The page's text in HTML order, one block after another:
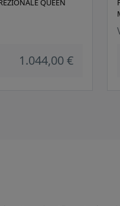
QUEEN
1.044,00 €